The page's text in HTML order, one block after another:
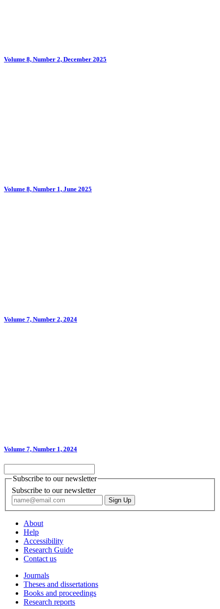
Volume 8, Number 2, December 2025
Volume 8, Number 1, June 2025
Volume 7, Number 2, 2024
Volume 7, Number 1, 2024
Subscribe to our newsletter
Subscribe to our newsletter
About
Help
Accessibility
Research Guide
Contact us
Journals
Theses and dissertations
Books and proceedings
Research reports